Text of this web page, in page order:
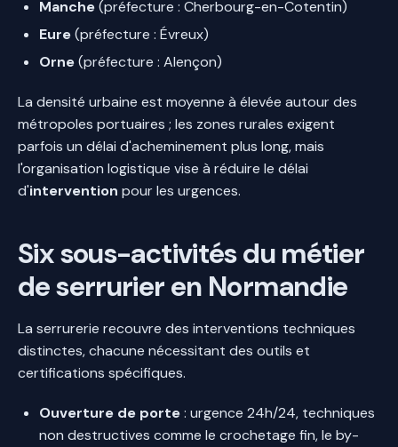
Manche(préfecture : Cherbourg-en-Cotentin)
Eure(préfecture : Évreux)
Orne(préfecture : Alençon)
La densité urbaine est moyenne à élevée autour des
métropoles portuaires ; les zones rurales exigent
parfois un délai d'acheminement plus long, mais
l'organisation logistique vise à réduire le délai
d'intervention pour les urgences.
Six sous-activités du métier
de serrurier en Normandie
La serrurerie recouvre des interventions techniques
distinctes, chacune nécessitant des outils et
certifications spécifiques.
Ouverture de porte: urgence 24h/24, techniques
non destructives comme le crochetage fin, le by-